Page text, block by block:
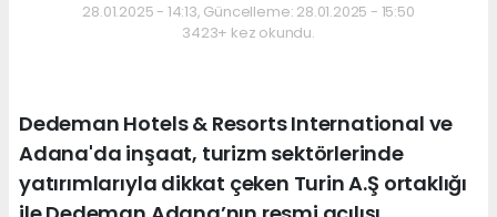
28.01.2025 - 14:13, Güncelleme: 28.01.2025 - 15:50
3423+ kez okundu.
Dedeman Hotels & Resorts International ve
Adana'da inşaat, turizm sektörlerinde
yatırımlarıyla dikkat çeken Turin A.Ş ortaklığı